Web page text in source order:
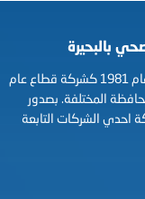
بالبحيرة
شركة مياه الشرب والصرف الصحي بالبحيرة أنشأت عام 1981 كشركة قطاع عام
المختلفة. بصدور
2004 أصبحت الشركة احدي الشركات التابعة